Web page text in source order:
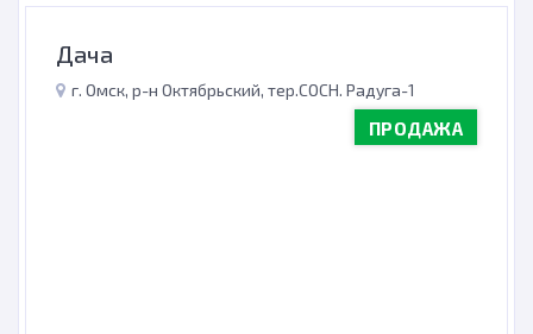
Дача
г. Омск, р-н Октябрьский, тер.СОСН. Радуга-1
ПРОДАЖА